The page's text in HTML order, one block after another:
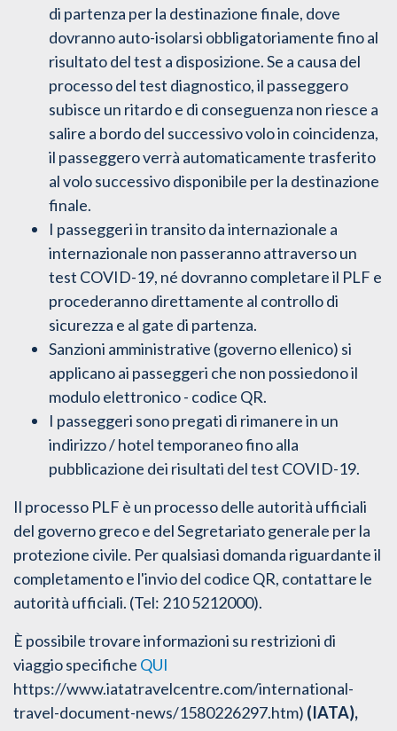
di partenza per la destinazione finale, dove
dovranno auto-isolarsi obbligatoriamente fino al
risultato del test a disposizione. Se a causa del
processo del test diagnostico, il passeggero
subisce un ritardo e di conseguenza non riesce a
salire a bordo del successivo volo in coincidenza,
il passeggero verrà automaticamente trasferito
al volo successivo disponibile per la destinazione
finale.
I passeggeri in transito da internazionale a
internazionale non passeranno attraverso un
test COVID-19, né dovranno completare il PLF e
procederanno direttamente al controllo di
sicurezza e al gate di partenza.
Sanzioni amministrative (governo ellenico) si
applicano ai passeggeri che non possiedono il
modulo elettronico - codice QR.
I passeggeri sono pregati di rimanere in un
indirizzo / hotel temporaneo fino alla
pubblicazione dei risultati del test COVID-19.
Il processo PLF è un processo delle autorità ufficiali
del governo greco e del Segretariato generale per la
protezione civile. Per qualsiasi domanda riguardante il
completamento e l'invio del codice QR, contattare le
autorità ufficiali. (Tel: 210 5212000).
È possibile trovare informazioni su restrizioni di
viaggio specifiche QUI
https://www.iatatravelcentre.com/international-
travel-document-news/1580226297.htm) (IATA),